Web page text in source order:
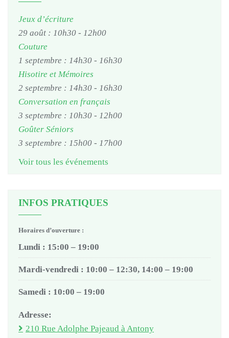
Jeux d’écriture
29 août : 10h30 - 12h00
Couture
1 septembre : 14h30 - 16h30
Hisotire et Mémoires
2 septembre : 14h30 - 16h30
Conversation en français
3 septembre : 10h30 - 12h00
Goûter Séniors
3 septembre : 15h00 - 17h00
Voir tous les événements
INFOS PRATIQUES
Horaires d’ouverture :
Lundi : 15:00 – 19:00
Mardi-vendredi : 10:00 – 12:30, 14:00 – 19:00
Samedi : 10:00 – 19:00
Adresse:
210 Rue Adolphe Pajeaud à Antony